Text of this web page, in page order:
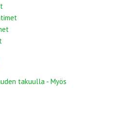
takuulla - Myös